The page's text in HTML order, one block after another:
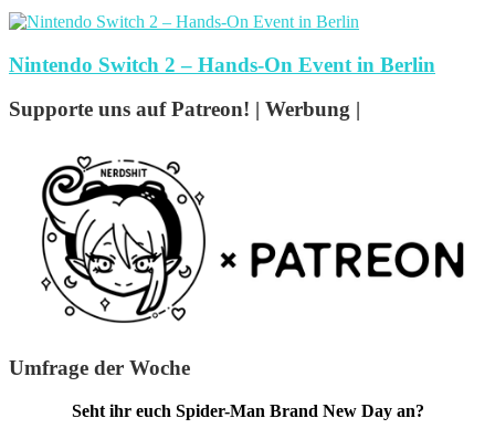
Nintendo Switch 2 – Hands-On Event in Berlin
Supporte uns auf Patreon! | Werbung |
Umfrage der Woche
Seht ihr euch Spider-Man Brand New Day an?